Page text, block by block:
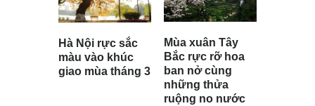
Hà Nội rực sắc
màu vào khúc
giao mùa tháng 3
Mùa xuân Tây
Bắc rực rỡ hoa
ban nở cùng
những thửa
ruộng no nước